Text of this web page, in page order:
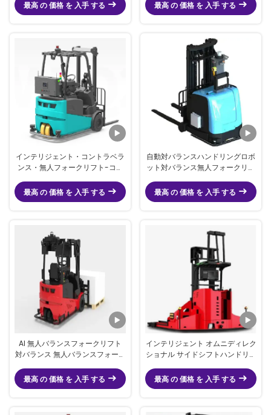
最高 の 価格 を 入手 する
最高 の 価格 を 入手 する
インテリジェント・コントラベラ
ンス・無人フォークリフト-コン
ト
最高 の 価格 を 入手 する
自動対バランスハンドリングロボ
ット対バランス無人フォークリフ
最高 の 価格 を 入手 する
AI 無人バランスフォークリフト
対バランス 無人バランスフォーク
最高 の 価格 を 入手 する
インテリジェント オムニディレク
ショナル サイドシフトハンドリン
ナル サイド 無人フォークリフト
最高 の 価格 を 入手 する